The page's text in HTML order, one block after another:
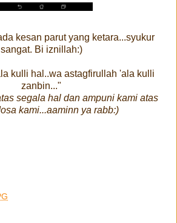
kesan parut yang ketara...syukur
sangat. Bi iznillah:)
kulli hal..wa astagfirullah 'ala kulli
zanbin..."
segala hal dan ampuni kami atas
kami...aaminn ya rabb:)